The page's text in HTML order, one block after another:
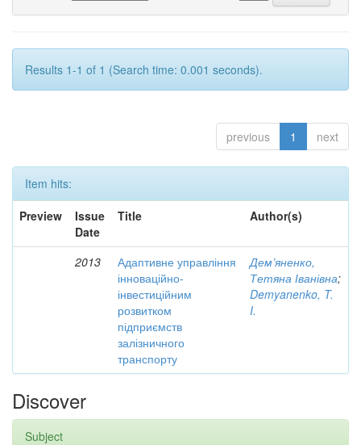
Results 1-1 of 1 (Search time: 0.001 seconds).
previous 1 next
Item hits:
Preview
Issue
Date
Title Author(s)
2013
Адаптивне управління
інноваційно-
інвестиційним
розвитком
підприємств
залізничного
транспорту
Дем’яненко,
Тетяна Іванівна;
Demyanenko, T.
I.
Discover
Subject